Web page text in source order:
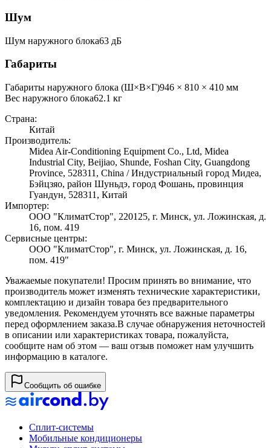
Шум
Шум наружного блока63 дБ
Габариты
Габариты наружного блока (Ш×В×Г)946 × 810 × 410 мм
Вес наружного блока62.1 кг
Страна:
Китай
Производитель:
Midea Air-Conditioning Equipment Co., Ltd, Midea
Industrial City, Beijiao, Shunde, Foshan City, Guangdong
Province, 528311, China / Индустриальный город Мидеа,
Бэйцзяо, район Шуньдэ, город Фошань, провинция
Гуандун, 528311, Китай
Импортер:
ООО "КлиматСтор", 220125, г. Минск, ул. Ложинская, д.
16, пом. 419
Сервисные центры:
ООО "КлиматСтор", г. Минск, ул. Ложинская, д. 16,
пом. 419"
Уважаемые покупатели! Просим принять во внимание, что
производитель может изменять технические характеристики,
комплектацию и дизайн товара без предварительного
уведомления. Рекомендуем уточнять все важные параметры
перед оформлением заказа.В случае обнаружения неточностей
в описании или характеристиках товара, пожалуйста,
сообщите нам об этом — ваш отзыв поможет нам улучшить
информацию в каталоге.
Сообщить об ошибке
Сплит-системы
Мобильные кондиционеры